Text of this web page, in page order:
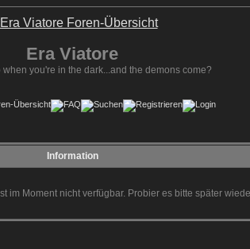
Era Viatore
you're in the dark...and the demons come?
Information
im Moment nicht verfügbar. Probier es bitte später